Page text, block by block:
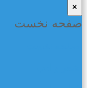
×
صفحه نخست